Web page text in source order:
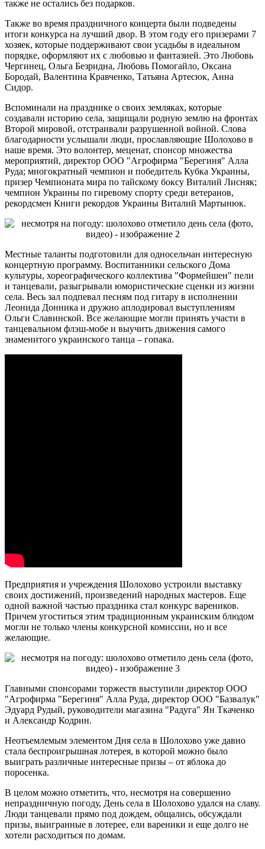
также не остались без подарков.
Также во время праздничного концерта были подведены
итоги конкурса на лучший двор. В этом году его призерами 7
хозяек, которые поддерживают свои усадьбы в идеальном
порядке, оформляют их с любовью и фантазией. Это Любовь
Чергинец, Ольга Безридна, Любовь Помогайло, Оксана
Бородай, Валентина Кравченко, Татьяна Артесюк, Анна
Сидор.
Вспоминали на празднике о своих земляках, которые
создавали историю села, защищали родную землю на фронтах
Второй мировой, отстраивали разрушенной войной. Слова
благодарности услышали люди, прославляющие Шолохово в
наше время. Это волонтер, меценат, спонсор множества
мероприятий, директор ООО "Агрофирма "Берегиня" Алла
Руда; многократный чемпион и победитель Кубка Украины,
призер Чемпионата мира по тайскому боксу Виталий Лисняк;
чемпион Украины по гиревому спорту среди ветеранов,
рекордсмен Книги рекордов Украины Виталий Мартынюк.
Местные таланты подготовили для односельчан интересную
концертную программу. Воспитанники сельского Дома
культуры, хореографического коллектива "Формейшен" пели
и танцевали, разыгрывали юмористические сценки из жизни
села. Весь зал подпевал песням под гитару в исполнении
Леонида Донника и дружно аплодировал выступлениям
Ольги Славинской. Все желающие могли принять участи в
танцевальном флэш-мобе и выучить движения самого
знаменитого украинского танца – гопака.
Предприятия и учреждения Шолохово устроили выставку
своих достижений, произведений народных мастеров. Еще
одной важной частью праздника стал конкурс вареников.
Причем угоститься этим традиционным украинским блюдом
могли не только члены конкурсной комиссии, но и все
желающие.
Главными спонсорами торжеств выступили директор ООО
"Агрофирма "Берегиня" Алла Руда, директор ООО "Базвалук"
Эдуард Рудый, руководители магазина "Радуга" Ян Ткаченко
и Александр Кодрин.
Неотъемлемым элементом Дня села в Шолохово уже давно
стала беспроигрышная лотерея, в которой можно было
выиграть различные интересные призы – от яблока до
поросенка.
В целом можно отметить, что, несмотря на совершенно
непраздничную погоду, День села в Шолохово удался на славу.
Люди танцевали прямо под дождем, общались, обсуждали
призы, выигранные в лотерее, ели вареники и еще долго не
хотели расходиться по домам.